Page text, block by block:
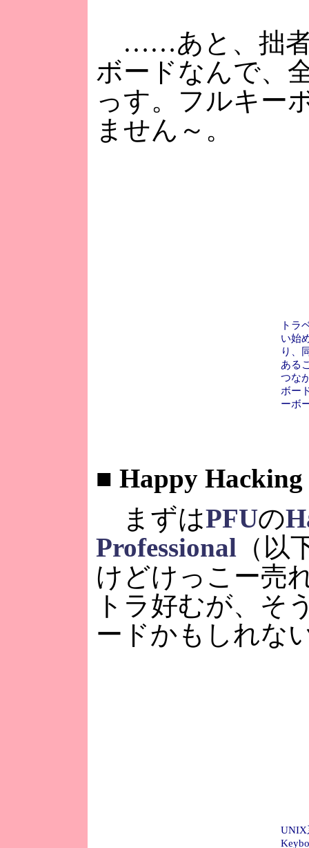
……あと、拙者
ボードなんで、
っす。フルキー
ません～。
トラ
い始
り、
ある
つな
ボー
ーボ
■ Happy Hacking
まずはPFUの
Professional （
けどけっこー売
トラ好むが、そ
ードかもしれな
UNIX